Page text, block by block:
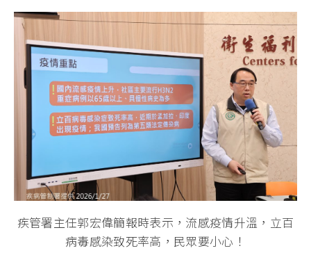
疾管署主任郭宏偉簡報時表示，流感疫情升溫，立百
病毒感染致死率高，民眾要小心！